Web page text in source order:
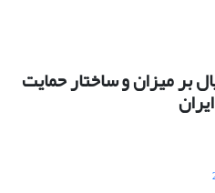
بر میزان و ساختار حمایت